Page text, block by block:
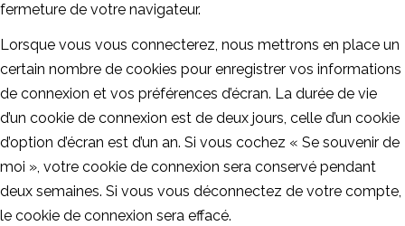
fermeture de votre navigateur.
Lorsque vous vous connecterez, nous mettrons en place un
certain nombre de cookies pour enregistrer vos informations
de connexion et vos préférences d’écran. La durée de vie
d’un cookie de connexion est de deux jours, celle d’un cookie
d’option d’écran est d’un an. Si vous cochez « Se souvenir de
moi », votre cookie de connexion sera conservé pendant
deux semaines. Si vous vous déconnectez de votre compte,
le cookie de connexion sera effacé.